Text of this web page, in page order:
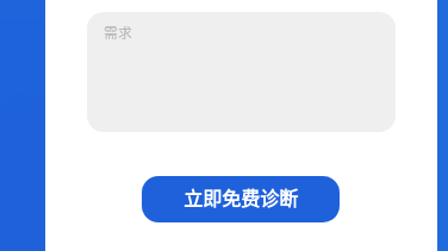
立即免费诊断